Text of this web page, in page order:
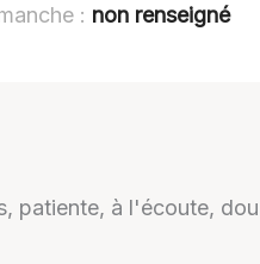
: non renseigné
patiente, à l'écoute,